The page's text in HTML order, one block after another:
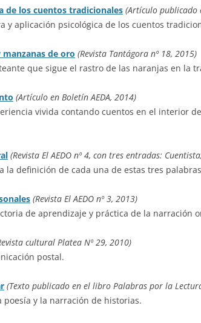
de los cuentos tradicionales (Artículo publicado
y aplicación psicológica de los cuentos
de oro (Revista Tantágora nº 18, 2015)
que sigue el rastro de las naranjas en la
(Artículo en Boletín AEDA, 2014)
vivida contando cuentos en el interior
(Revista El AEDO nº 4, con tres entradas:
la definición de cada una de estas tres
(Revista El AEDO nº 3, 2013)
de aprendizaje y práctica de la narración
cultural Platea Nº 29, 2010)
postal.
(Texto publicado en el libro Palabras por la
poesía y la narración de historias.